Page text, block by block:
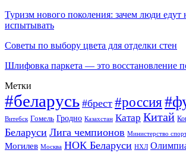
Туризм нового поколения: зачем люди едут
испытывать
Советы по выбору цвета для отделки стен
Шлифовка паркета — это восстановление
Метки
#беларусь #брест #россия
Витебск Гомель Гродно Казахстан Катар Китай
Беларуси Лига чемпионов Министерство
Могилев Москва НОК Беларуси НХЛ